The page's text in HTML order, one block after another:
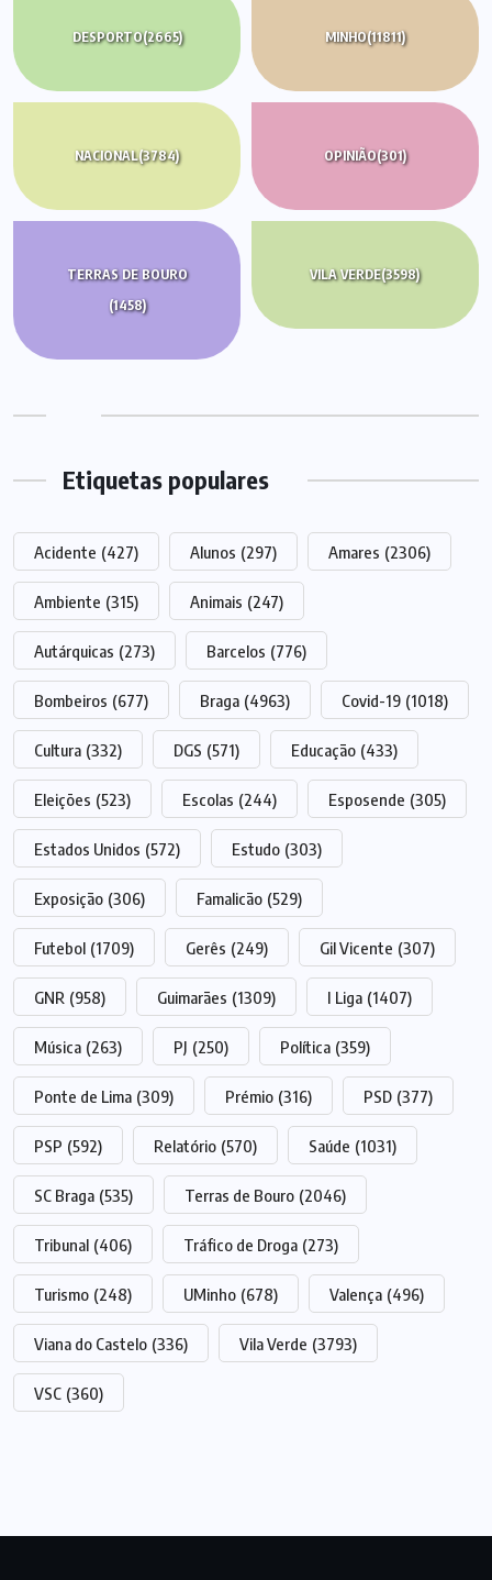
DESPORTO(2665) MINHO(11811)
NACIONAL(3784) OPINIÃO(301)
TERRAS DE BOURO
(1458)
VILA VERDE(3598)
Etiquetas populares
Acidente (427) Alunos (297) Amares (2306)
Ambiente (315) Animais (247)
Autárquicas (273) Barcelos (776)
Bombeiros (677) Braga (4963) Covid-19 (1018)
Cultura (332) DGS (571) Educação (433)
Eleições (523) Escolas (244) Esposende (305)
Estados Unidos (572) Estudo (303)
Exposição (306) Famalicão (529)
Futebol (1709) Gerês (249) Gil Vicente (307)
GNR (958) Guimarães (1309) I Liga (1407)
Música (263) PJ (250) Política (359)
Ponte de Lima (309) Prémio (316) PSD (377)
PSP (592) Relatório (570) Saúde (1031)
SC Braga (535) Terras de Bouro (2046)
Tribunal (406) Tráfico de Droga (273)
Turismo (248) UMinho (678) Valença (496)
Viana do Castelo (336) Vila Verde (3793)
VSC (360)